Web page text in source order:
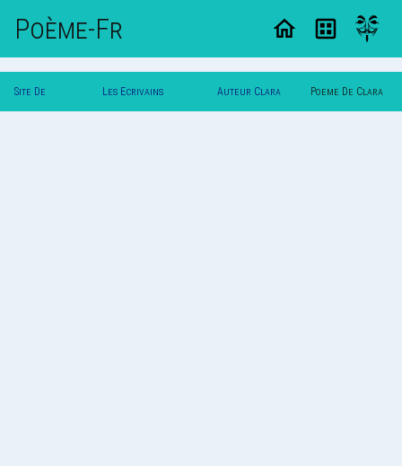
Poème-Fr
Site De Les Ecrivains Auteur Clara Poeme De Clara